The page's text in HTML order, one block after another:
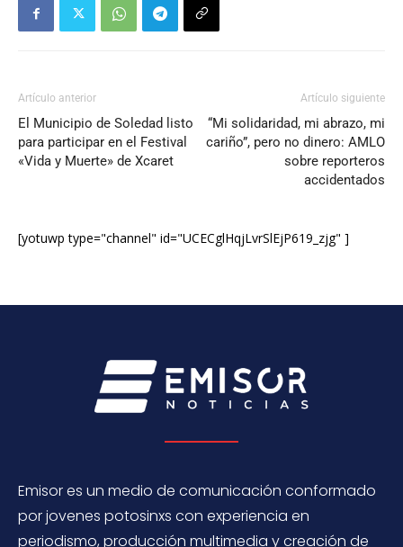
Artículo anterior
El Municipio de Soledad listo
para participar en el Festival
«Vida y Muerte» de Xcaret
Artículo siguiente
“Mi solidaridad, mi abrazo, mi
cariño”, pero no dinero: AMLO
sobre reporteros
accidentados
[yotuwp type="channel" id="UCECglHqjLvrSlEjP619_zjg" ]
Emisor es un medio de comunicación conformado
por jovenes potosinxs con experiencia en
periodismo, producción multimedia y creación de